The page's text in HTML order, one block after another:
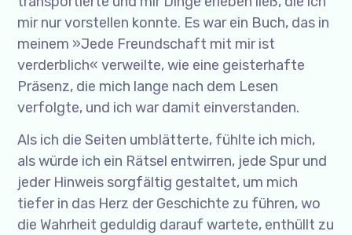
mir nur vorstellen konnte. Es war ein Buch, das in
meinem »Jede Freundschaft mit mir ist
verderblich« verweilte, wie eine geisterhafte
Präsenz, die mich lange nach dem Lesen
verfolgte, und ich war damit einverstanden.
Als ich die Seiten umblätterte, fühlte ich mich,
als würde ich ein Rätsel entwirren, jede Spur und
jeder Hinweis sorgfältig gestaltet, um mich
tiefer in das Herz der Geschichte zu führen, wo
die Wahrheit geduldig darauf wartete, enthüllt zu